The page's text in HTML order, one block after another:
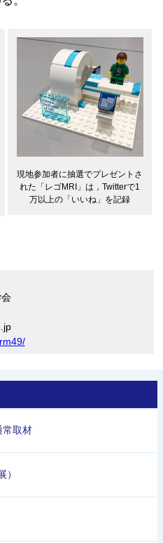
現地参加者に抽選でプレゼントさ
れた「レゴMRI」は，Twitterで1
万以上の「いいね」を記録
常取材
）